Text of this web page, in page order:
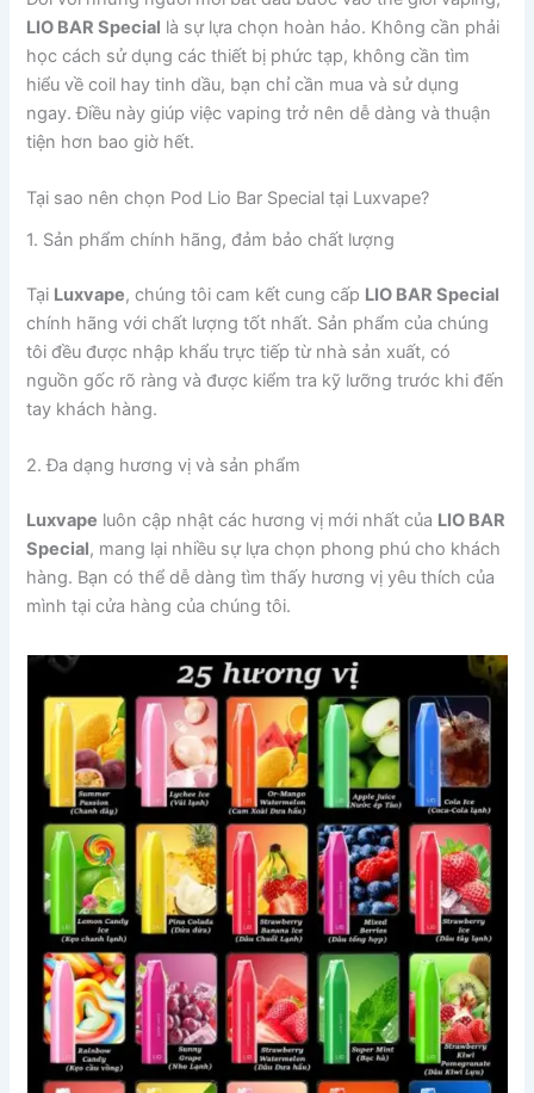
LIO BAR Special là sự lựa chọn hoàn hảo. Không cần phải
học cách sử dụng các thiết bị phức tạp, không cần tìm
hiểu về coil hay tinh dầu, bạn chỉ cần mua và sử dụng
ngay. Điều này giúp việc vaping trở nên dễ dàng và thuận
tiện hơn bao giờ hết.
Tại sao nên chọn Pod Lio Bar Special tại Luxvape?
1. Sản phẩm chính hãng, đảm bảo chất lượng
Tại Luxvape, chúng tôi cam kết cung cấp LIO BAR Special
chính hãng với chất lượng tốt nhất. Sản phẩm của chúng
tôi đều được nhập khẩu trực tiếp từ nhà sản xuất, có
nguồn gốc rõ ràng và được kiểm tra kỹ lưỡng trước khi đến
tay khách hàng.
2. Đa dạng hương vị và sản phẩm
Luxvape luôn cập nhật các hương vị mới nhất của LIO BAR
Special, mang lại nhiều sự lựa chọn phong phú cho khách
hàng. Bạn có thể dễ dàng tìm thấy hương vị yêu thích của
mình tại cửa hàng của chúng tôi.